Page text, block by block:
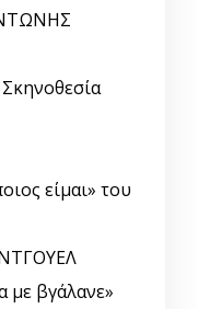
είμαι» του
με βγάλανε»